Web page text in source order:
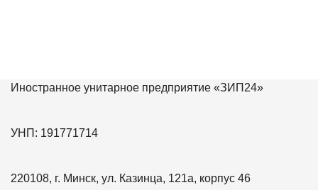
Иностранное унитарное предприятие «ЗИП24»
УНП: 191771714
220108, г. Минск, ул. Казинца, 121а, корпус 46